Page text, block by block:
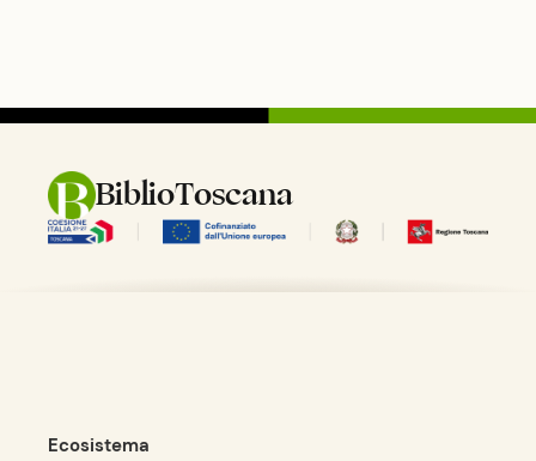
BiblioToscana
Ecosistema